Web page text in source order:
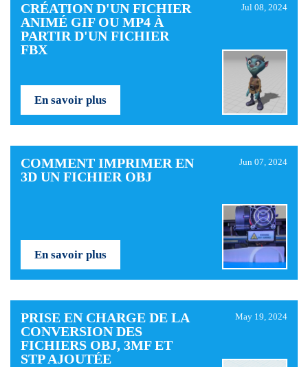
CRÉATION D'UN FICHIER
ANIMÉ GIF OU MP4 À
PARTIR D'UN FICHIER
FBX
Jul 08, 2024
En savoir plus
COMMENT IMPRIMER EN
3D UN FICHIER OBJ
Jun 07, 2024
En savoir plus
PRISE EN CHARGE DE LA
CONVERSION DES
FICHIERS OBJ, 3MF ET
STP AJOUTÉE
May 19, 2024